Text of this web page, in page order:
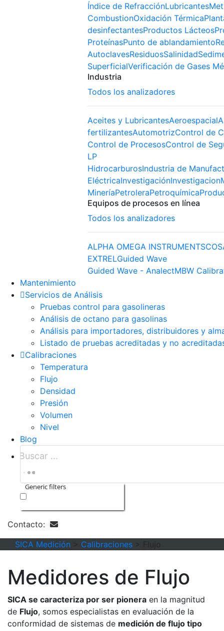
Índice de RefracciónLubricantes
CombustionOxidación Térmica
desinfectantesProductos Lácteos
ProteínasPunto de ablandamiento
AutoclavesResiduosSalinidad
SuperficialVerificación de Gases
Industria
Todos los analizadores
Aceites y LubricantesAeroespacial
fertilizantesAutomotrizControl de
Control de ProcesosControl de
LP
HidrocarburosIndustria de
EléctricaInvestigaciónInvestigacion
MineríaPetroleraPetroquímica
Equipos de procesos en línea
Todos los analizadores
ALPHA OMEGA INSTRUMENTS
EXTRELGuided Wave
Guided Wave - AnalectMBW
Mantenimiento
Servicios de Análisis
Pruebas control para gasolineras
Análisis de octano para gasolinas
Análisis para importadores, distribuidores y
Listado de pruebas acreditadas y no
Calibraciones
Temperatura
Flujo
Densidad
Presión
Volumen
Nivel
Blog
Generic filters
Contacto:
SICA Medición
Calibraciones
Medidores de Flujo
SICA se caracteriza por ser pionera en la magnitud
de Flujo, somos especialistas en evaluación de la
conformidad de sistemas de medición de flujo tipo